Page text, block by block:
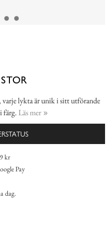
lykta är unik i sitt utförande
färg. Läs mer
kr
Pay
dag.